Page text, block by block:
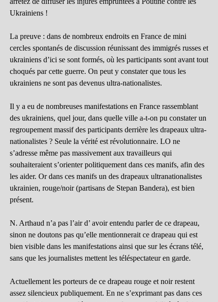
Ukrainiens !
La preuve : dans de nombreux endroits en France de mini
cercles spontanés de discussion réunissant des immigrés russes et
ukrainiens d’ici se sont formés, où les participants sont avant tout
choqués par cette guerre. On peut y constater que tous les
ukrainiens ne sont pas devenus ultra-nationalistes.
Il y a eu de nombreuses manifestations en France rassemblant
des ukrainiens, quel jour, dans quelle ville a-t-on pu constater un
regroupement massif des participants derrière les drapeaux ultra-
nationalistes ? Seule la vérité est révolutionnaire. LO ne
s’adresse même pas massivement aux travailleurs qui
souhaiteraient s’orienter politiquement dans ces manifs, afin des
les aider. Or dans ces manifs un des drapeaux ultranationalistes
ukrainien, rouge/noir (partisans de Stepan Bandera), est bien
présent.
N. Arthaud n’a pas l’air d’ avoir entendu parler de ce drapeau,
sinon ne doutons pas qu’elle mentionnerait ce drapeau qui est
bien visible dans les manifestations ainsi que sur les écrans télé,
sans que les journalistes mettent les téléspectateur en garde.
Actuellement les porteurs de ce drapeau rouge et noir restent
assez silencieux publiquement. En ne s’exprimant pas dans ces